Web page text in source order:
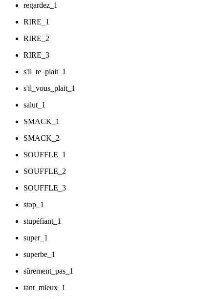
regardez_1
RIRE_1
RIRE_2
RIRE_3
s'il_te_plait_1
s'il_vous_plait_1
salut_1
SMACK_1
SMACK_2
SOUFFLE_1
SOUFFLE_2
SOUFFLE_3
stop_1
stupéfiant_1
super_1
superbe_1
sûrement_pas_1
tant_mieux_1